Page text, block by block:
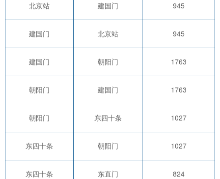
北京站 建国门 945
建国门 北京站 945
建国门 朝阳门 1763
朝阳门 建国门 1763
朝阳门 东四十条 1027
东四十条 朝阳门 1027
东四十条 东直门 824